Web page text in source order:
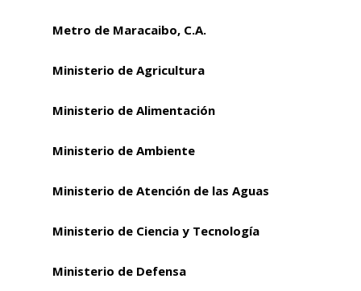
Metro de Maracaibo, C.A.
Ministerio de Agricultura
Ministerio de Alimentación
Ministerio de Ambiente
Ministerio de Atención de las Aguas
Ministerio de Ciencia y Tecnología
Ministerio de Defensa